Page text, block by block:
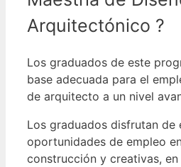
Arquitectónico ?
Los graduados de este
base adecuada para el
de arquitecto a un nivel
Los graduados disfrutan de
oportunidades de empleo
construcción y creativas,